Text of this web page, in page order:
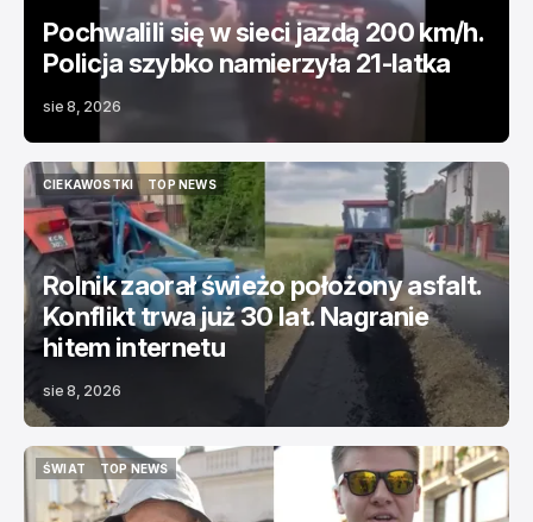
Pochwalili się w sieci jazdą 200 km/h.
Policja szybko namierzyła 21-latka
sie 8, 2026
CIEKAWOSTKI
CIEKAWOSTKI
TOP NEWS
TOP NEWS
Rolnik zaorał świeżo położony asfalt.
Konflikt trwa już 30 lat. Nagranie
hitem internetu
sie 8, 2026
ŚWIAT
ŚWIAT
TOP NEWS
TOP NEWS